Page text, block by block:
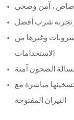
، آمن وصحي
تجربة شرب أفضل
وغيرها من
الاستخدامات
الصحون آمنة
مباشرة مع
النيران المفتوحة